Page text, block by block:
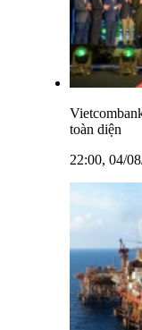
toàn diện
22:00, 04/